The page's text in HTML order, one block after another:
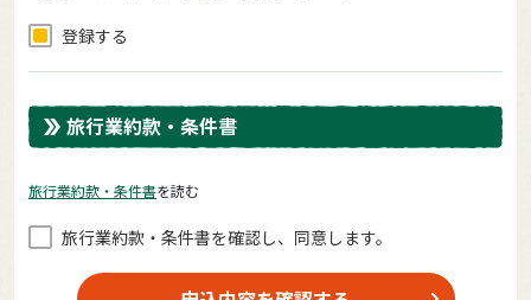
登録する
旅行業約款・条件書
旅⾏業約款・条件書を読む
旅⾏業約款・条件書を確認し、同意します。